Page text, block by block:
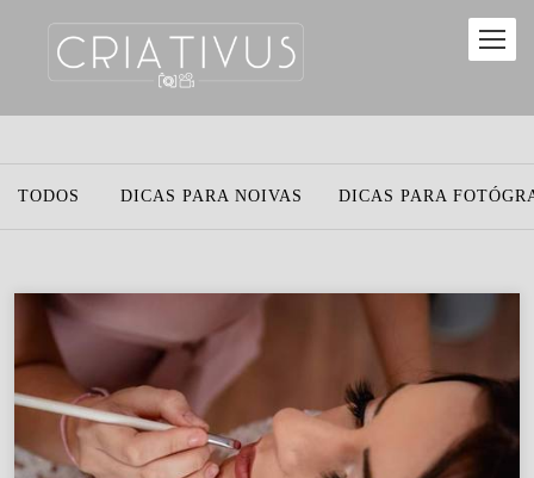
TODOS DICAS PARA NOIVAS DICAS PARA